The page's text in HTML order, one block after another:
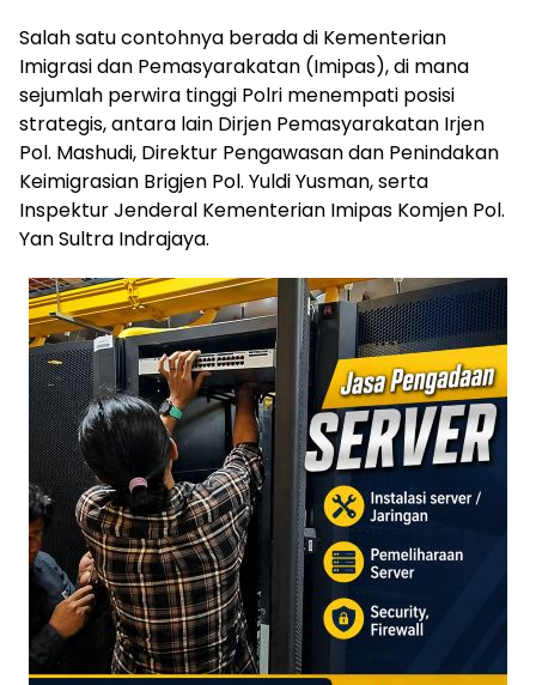
Salah satu contohnya berada di Kementerian
Imigrasi dan Pemasyarakatan (Imipas), di mana
sejumlah perwira tinggi Polri menempati posisi
strategis, antara lain Dirjen Pemasyarakatan Irjen
Pol. Mashudi, Direktur Pengawasan dan Penindakan
Keimigrasian Brigjen Pol. Yuldi Yusman, serta
Inspektur Jenderal Kementerian Imipas Komjen Pol.
Yan Sultra Indrajaya.